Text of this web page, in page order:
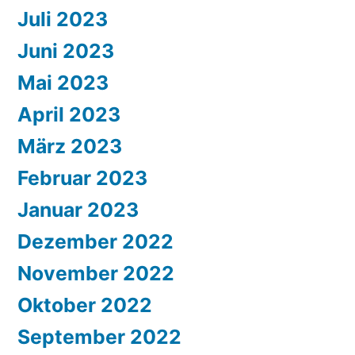
Juli 2023
Juni 2023
Mai 2023
April 2023
März 2023
Februar 2023
Januar 2023
Dezember 2022
November 2022
Oktober 2022
September 2022